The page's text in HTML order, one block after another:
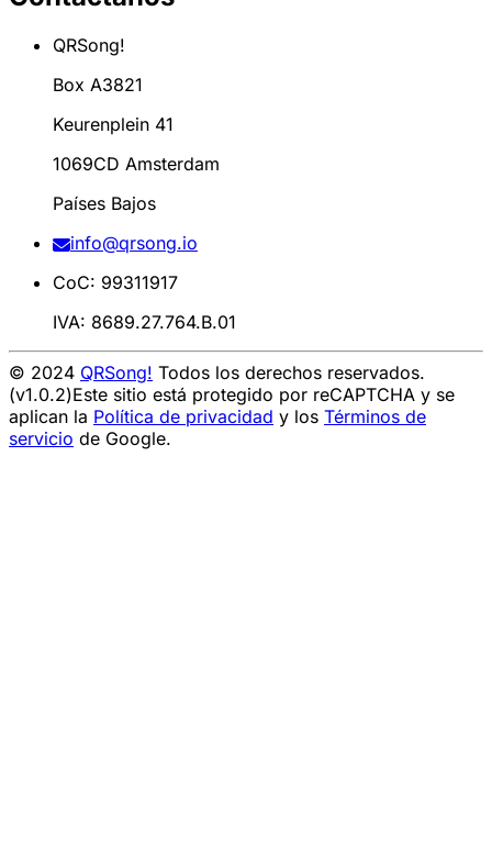
QRSong!
Box A3821
Keurenplein 41
1069CD Amsterdam
Países Bajos
info@qrsong.io
CoC: 99311917
IVA: 8689.27.764.B.01
© 2024 QRSong! Todos los derechos reservados.
(v1.0.2)Este sitio está protegido por reCAPTCHA y se
aplican la Política de privacidad y los Términos de
servicio de Google.